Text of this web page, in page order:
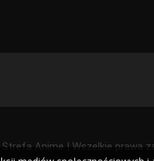
Anime | Wszelkie prawa